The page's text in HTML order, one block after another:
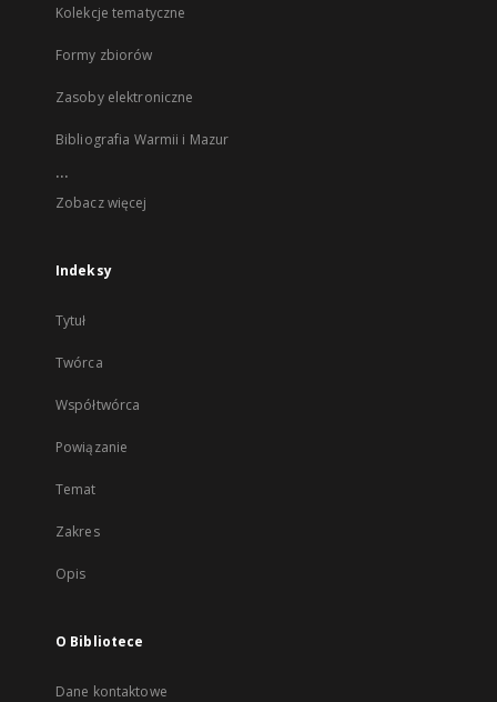
Kolekcje tematyczne
Formy zbiorów
Zasoby elektroniczne
Bibliografia Warmii i Mazur
...
Zobacz więcej
Indeksy
Tytuł
Twórca
Współtwórca
Powiązanie
Temat
Zakres
Opis
O Bibliotece
Dane kontaktowe